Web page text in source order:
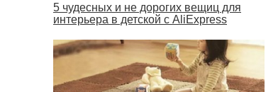
5 чудесных и не дорогих вещиц для
интерьера в детской с AliExpress